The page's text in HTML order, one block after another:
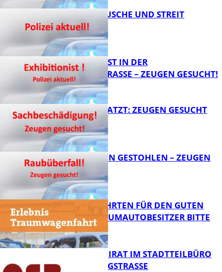
KNALLGERÄUSCHE UND STREIT
EXHIBITIONIST IN DER
VELMANNSTRASSE – ZEUGEN GESUCHT!
AUTO ZERKRATZT: ZEUGEN GESUCHT
FB News
TEURE KETTEN GESTOHLEN – ZEUGEN
GESUCHT!
SPENDENFAHRTEN FÜR DEN GUTEN
ZWECK – TRAUMAUTOBESITZER BITTE
MELDEN!
SENIORENBEIRAT IM STADTTEILBÜRO
IN DER KÖNIGSTRASSE